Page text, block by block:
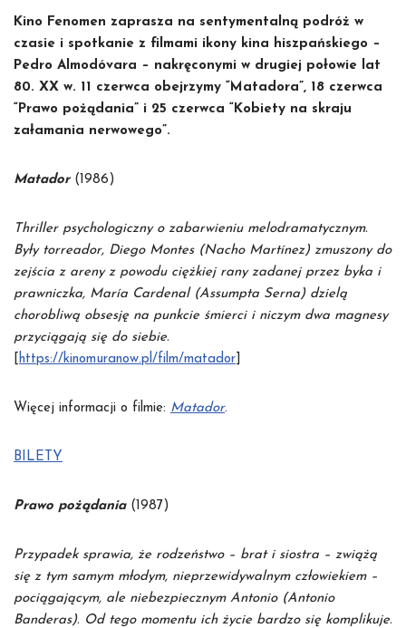
Kino Fenomen zaprasza na sentymentalną podróż w
czasie i spotkanie z filmami ikony kina hiszpańskiego –
Pedro Almodóvara – nakręconymi w drugiej połowie lat
80. XX w. 11 czerwca obejrzymy “Matadora”, 18 czerwca
“Prawo pożądania” i 25 czerwca “Kobiety na skraju
załamania nerwowego”.
Matador (1986)
Thriller psychologiczny o zabarwieniu melodramatycznym.
Były torreador, Diego Montes (Nacho Martínez) zmuszony do
zejścia z areny z powodu ciężkiej rany zadanej przez byka i
prawniczka, María Cardenal (Assumpta Serna) dzielą
chorobliwą obsesję na punkcie śmierci i niczym dwa magnesy
przyciągają się do siebie.
https://kinomuranow.pl/film/matador
Więcej informacji o filmie: Matador.
BILETY
Prawo pożądania(1987)
Przypadek sprawia, że rodzeństwo – brat i siostra – zwiążą
się z tym samym młodym, nieprzewidywalnym człowiekiem –
pociągającym, ale niebezpiecznym Antonio (Antonio
Banderas). Od tego momentu ich życie bardzo się komplikuje.